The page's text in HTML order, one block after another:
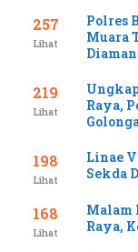
257
Lihat
Polres
Muara
219
Lihat
Raya,
198
Lihat
Linae
Sekda
168
Lihat
Malam
Raya,